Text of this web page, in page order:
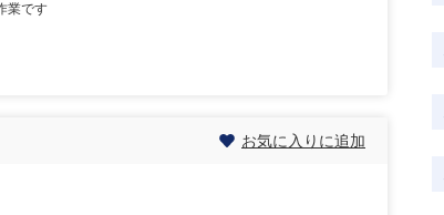
業です
お気に入りに追加